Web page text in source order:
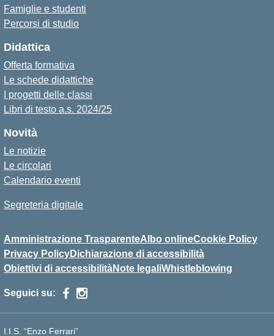
Famiglie e studenti
Percorsi di studio
Didattica
Offerta formativa
Le schede didattiche
I progetti delle classi
Libri di testo a.s. 2024/25
Novità
Le notizie
Le circolari
Calendario eventi
Segreteria digitale
Amministrazione TrasparenteAlbo onlineCookie Policy
Privacy PolicyDichiarazione di accessibilità
Obiettivi di accessibilitàNote legaliWhistleblowing
Seguici su:
I.I.S. “Enzo Ferrari”